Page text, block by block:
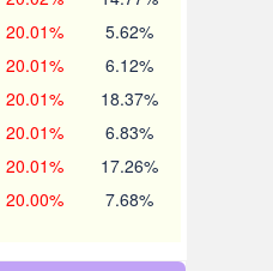
20.01% 5.62%
20.01% 6.12%
20.01% 18.37%
20.01% 6.83%
20.01% 17.26%
20.00% 7.68%